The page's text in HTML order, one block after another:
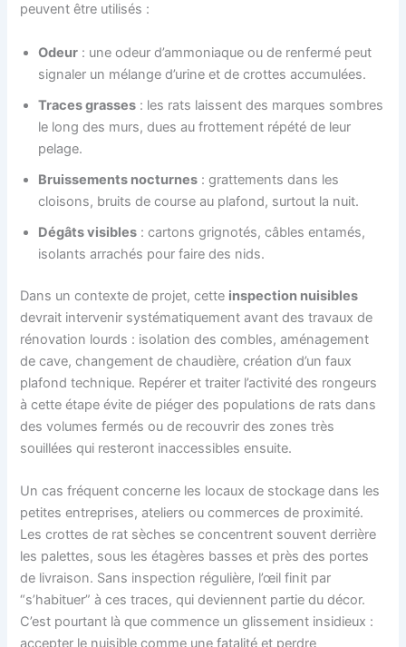
peuvent être utilisés :
Odeur : une odeur d’ammoniaque ou de renfermé peut
signaler un mélange d’urine et de crottes accumulées.
Traces grasses : les rats laissent des marques sombres
le long des murs, dues au frottement répété de leur
pelage.
Bruissements nocturnes : grattements dans les
cloisons, bruits de course au plafond, surtout la nuit.
Dégâts visibles : cartons grignotés, câbles entamés,
isolants arrachés pour faire des nids.
Dans un contexte de projet, cette inspection nuisibles
devrait intervenir systématiquement avant des travaux de
rénovation lourds : isolation des combles, aménagement
de cave, changement de chaudière, création d’un faux
plafond technique. Repérer et traiter l’activité des rongeurs
à cette étape évite de piéger des populations de rats dans
des volumes fermés ou de recouvrir des zones très
souillées qui resteront inaccessibles ensuite.
Un cas fréquent concerne les locaux de stockage dans les
petites entreprises, ateliers ou commerces de proximité.
Les crottes de rat sèches se concentrent souvent derrière
les palettes, sous les étagères basses et près des portes
de livraison. Sans inspection régulière, l’œil finit par
“s’habituer” à ces traces, qui deviennent partie du décor.
C’est pourtant là que commence un glissement insidieux :
accepter le nuisible comme une fatalité et perdre